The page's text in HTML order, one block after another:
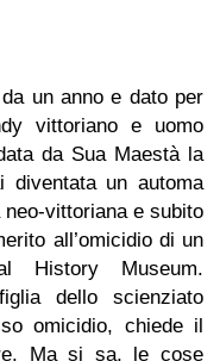
un anno e dato per
vittoriano e uomo
da Sua Maestà la
diventata un automa
vittoriana e subito
all’omicidio di un
History Museum.
dello scienziato
omicidio, chiede il
Ma si sa, le cose